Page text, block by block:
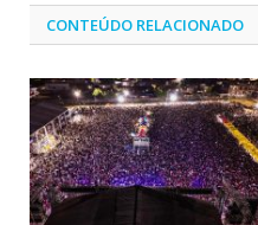
CONTEÚDO RELACIONADO